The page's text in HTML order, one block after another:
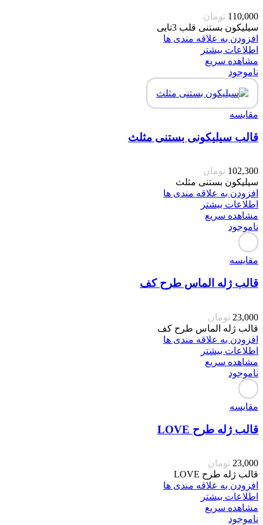
110,000 تومان
سیلیکون بستنی قلب 3تایی
افزودن به علاقه مندی ها
اطلاعات بیشتر
مشاهده سریع
ناموجود
مقایسه
قالب سیلیکونی بستنی مثلث
102,300 تومان
سیلیکون بستنی مثلث
افزودن به علاقه مندی ها
اطلاعات بیشتر
مشاهده سریع
ناموجود
مقایسه
قالب ژله الماس طرح کف
23,000 تومان
قالب ژله الماس طرح کف
افزودن به علاقه مندی ها
اطلاعات بیشتر
مشاهده سریع
ناموجود
مقایسه
قالب ژله طرح LOVE
23,000 تومان
قالب ژله طرح LOVE
افزودن به علاقه مندی ها
اطلاعات بیشتر
مشاهده سریع
ناموجود